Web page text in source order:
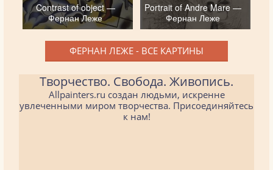
Contrast of object —
Фернан Леже
Portrait of Andre Mare —
Фернан Леже
ФЕРНАН ЛЕЖЕ - ВСЕ КАРТИНЫ
Творчество. Свобода. Живопись.
Allpainters.ru создан людьми, искренне
увлеченными миром творчества. Присоединяйтесь
к нам!